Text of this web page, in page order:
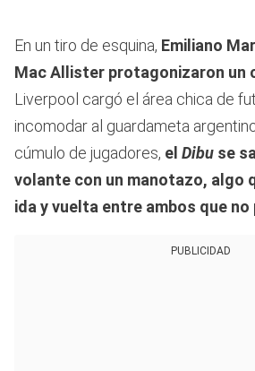
En un tiro de esquina, Emiliano
Mac Allister protagonizaron un
Liverpool cargó el área chica de
incomodar al guardameta
cúmulo de jugadores, el Dibu se
volante con un manotazo, algo
ida y vuelta entre ambos que no
PUBLICIDAD